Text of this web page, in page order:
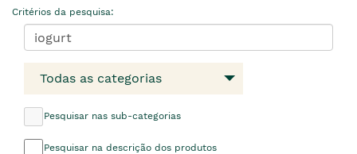
Critérios da pesquisa:
Todas as categorias
Pesquisar nas sub-categorias
Pesquisar na descrição dos produtos